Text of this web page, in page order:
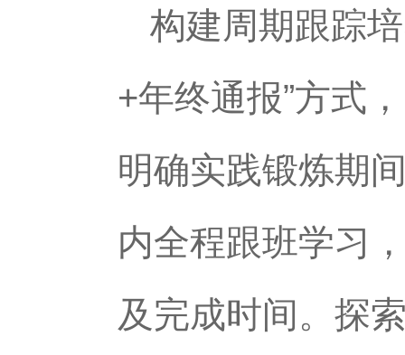
构建周期跟踪
+年终通报”方式
明确实践锻炼期
内全程跟班学习
及完成时间。探